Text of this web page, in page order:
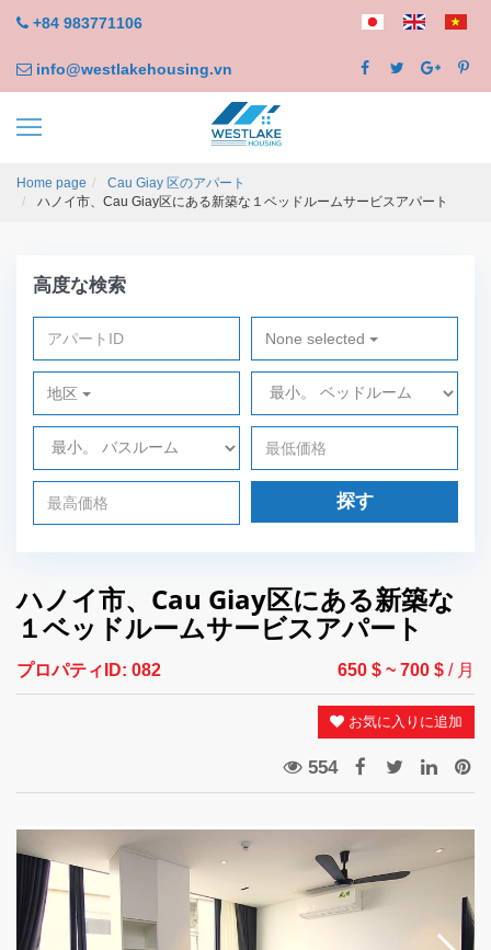
+84 983771106
info@westlakehousing.vn
Home page
Cau Giay 区のアパート
ハノイ市、Cau Giay区にある新築な１ベッドルームサービスアパート
高度な検索
None selected
地区
探す
ハノイ市、Cau Giay区にある新築な
１ベッドルームサービスアパート
プロパティID: 082 650 $ ~ 700 $ / 月
お気に入りに追加
554